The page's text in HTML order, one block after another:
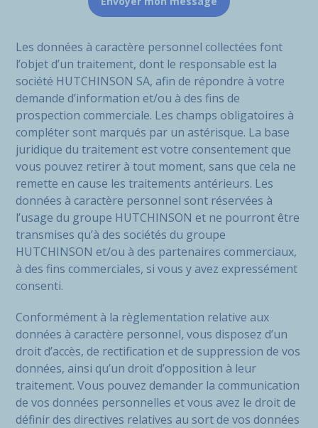
Les données à caractère personnel collectées font
l’objet d’un traitement, dont le responsable est la
société HUTCHINSON SA, afin de répondre à votre
demande d’information et/ou à des fins de
prospection commerciale. Les champs obligatoires à
compléter sont marqués par un astérisque. La base
juridique du traitement est votre consentement que
vous pouvez retirer à tout moment, sans que cela ne
remette en cause les traitements antérieurs. Les
données à caractère personnel sont réservées à
l’usage du groupe HUTCHINSON et ne pourront être
transmises qu’à des sociétés du groupe
HUTCHINSON et/ou à des partenaires commerciaux,
à des fins commerciales, si vous y avez expressément
consenti.
Conformément à la règlementation relative aux
données à caractère personnel, vous disposez d’un
droit d’accès, de rectification et de suppression de vos
données, ainsi qu’un droit d’opposition à leur
traitement. Vous pouvez demander la communication
de vos données personnelles et vous avez le droit de
définir des directives relatives au sort de vos données